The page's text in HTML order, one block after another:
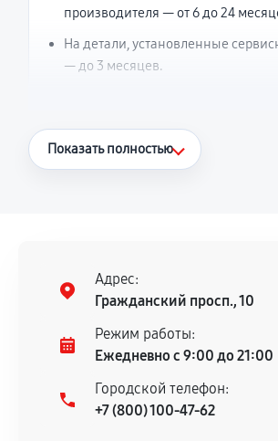
производителя — от 6 до 24
На детали, установленные
— до 3 месяцев.
Что считается гарантийным
нормальной эксплуатации в
гарантийного срока.
Несоответствие комплектующей
техническим характеристикам.
Документы для
Показать полностью
Адрес:
Гражданский просп., 10
Режим работы:
Ежедневно с 9:00 до 21:00
Городской телефон:
+7 (800) 100-47-62